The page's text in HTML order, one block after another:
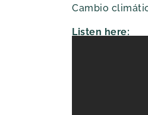
Cambio
Listen here: